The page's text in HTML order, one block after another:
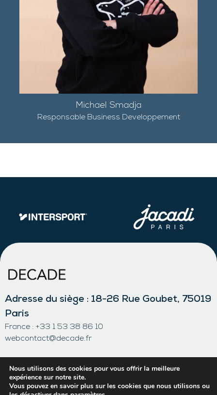
Michael Smadja
Responsable Business Developpement
Adresse du siège : 18-26 Rue Goubet, 75019
Paris
France : +33 1 53 38 86 10
webcontact@decade.fr
Politique des cookies
Contact
Nous utilisons des cookies pour vous offrir la meilleure
expérience sur notre site.
Vous pouvez en savoir plus sur les cookies que nous utilisons ou